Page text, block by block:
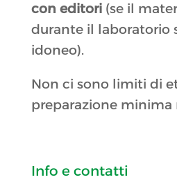
con editori (se il
durante il laboratorio
idoneo).
Non ci sono limiti di
preparazione minima
Info e contatti